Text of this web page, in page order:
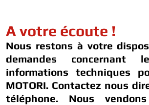
A votre écoute !
Nous restons à votre
demandes
informations techniques
MOTORI. Contactez nous
téléphone. Nous